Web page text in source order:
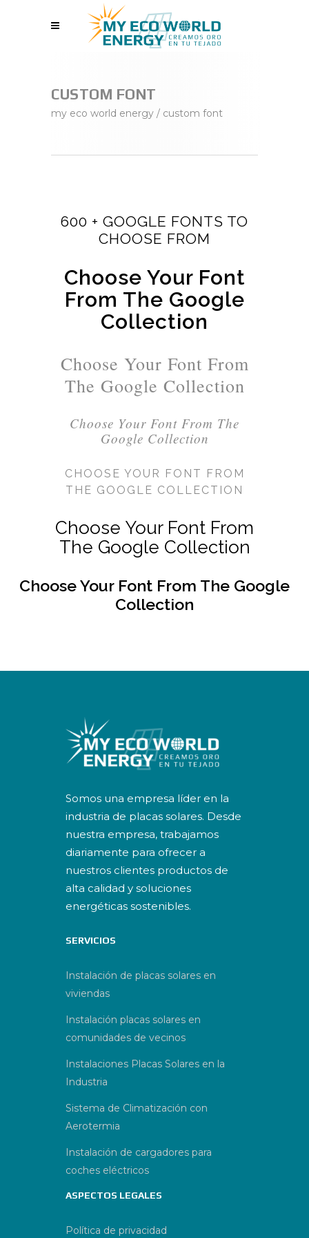
CUSTOM FONT
my eco world energy / custom font
600 + GOOGLE FONTS TO
CHOOSE FROM
Choose Your Font
From The Google
Collection
Choose Your Font From
The Google Collection
Choose Your Font From The
Google Collection
CHOOSE YOUR FONT FROM
THE GOOGLE COLLECTION
Choose Your Font From
The Google Collection
Choose Your Font From The Google
Collection
Somos una empresa líder en la
industria de placas solares. Desde
nuestra empresa, trabajamos
diariamente para ofrecer a
nuestros clientes productos de
alta calidad y soluciones
energéticas sostenibles.
SERVICIOS
Instalación de placas solares en
viviendas
Instalación placas solares en
comunidades de vecinos
Instalaciones Placas Solares en la
Industria
Sistema de Climatización con
Aerotermia
Instalación de cargadores para
coches eléctricos
ASPECTOS LEGALES
Política de privacidad